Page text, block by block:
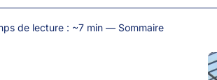
de lecture : ~7 min — Sommaire